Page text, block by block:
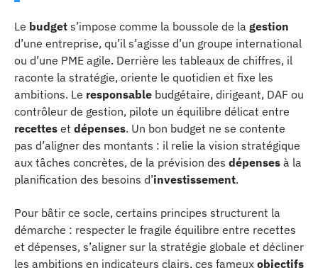
Le budget s’impose comme la boussole de la gestion
d’une entreprise, qu’il s’agisse d’un groupe international
ou d’une PME agile. Derrière les tableaux de chiffres, il
raconte la stratégie, oriente le quotidien et fixe les
ambitions. Le responsable budgétaire, dirigeant, DAF ou
contrôleur de gestion, pilote un équilibre délicat entre
recettes et dépenses. Un bon budget ne se contente
pas d’aligner des montants : il relie la vision stratégique
aux tâches concrètes, de la prévision des dépenses à la
planification des besoins d’investissement.
Pour bâtir ce socle, certains principes structurent la
démarche : respecter le fragile équilibre entre recettes
et dépenses, s’aligner sur la stratégie globale et décliner
les ambitions en indicateurs clairs, ces fameux objectifs